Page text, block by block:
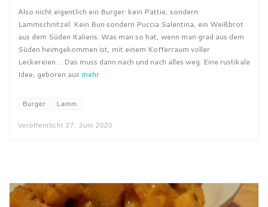
Also nicht eigentlich ein Burger: kein Pattie, sondern
Lammschnitzel. Kein Bun sondern Puccia Salentina, ein Weißbrot
aus dem Süden Italiens. Was man so hat, wenn man grad aus dem
Süden heimgekommen ist, mit einem Kofferraum voller
Leckereien… Das muss dann nach und nach alles weg. Eine rustikale
Idee, geboren aus mehr
Burger Lamm
Veröffentlicht 27. Juni 2020